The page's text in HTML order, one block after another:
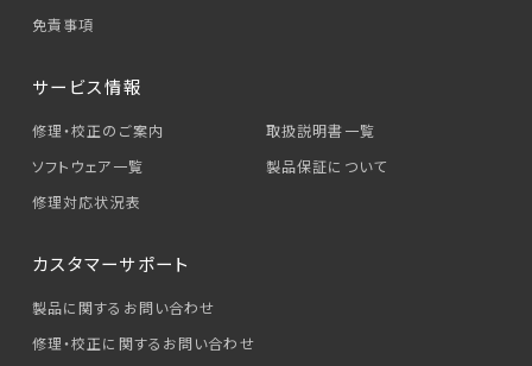
免責事項
サービス情報
修理・校正のご案内
取扱説明書一覧
ソフトウェア一覧
製品保証について
修理対応状況表
カスタマーサポート
製品に関するお問い合わせ
修理・校正に関するお問い合わせ